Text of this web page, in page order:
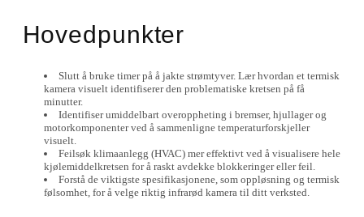
Hovedpunkter
Slutt å bruke timer på å jakte strømtyver. Lær hvordan et termisk
kamera visuelt identifiserer den problematiske kretsen på få
minutter.
Identifiser umiddelbart overoppheting i bremser, hjullager og
motorkomponenter ved å sammenligne temperaturforskjeller
visuelt.
Feilsøk klimaanlegg (HVAC) mer effektivt ved å visualisere hele
kjølemiddelkretsen for å raskt avdekke blokkeringer eller feil.
Forstå de viktigste spesifikasjonene, som oppløsning og termisk
følsomhet, for å velge riktig infrarød kamera til ditt verksted.